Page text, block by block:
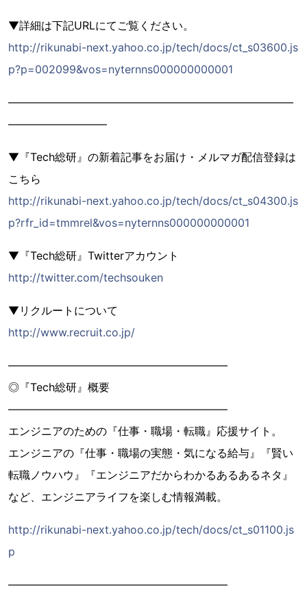
▼詳細は下記URLにてご覧ください。
http://rikunabi-next.yahoo.co.jp/tech/docs/ct_s03600.js
p?p=002099&vos=nyternns000000000001
――――――――――――――――――――――――――
―――――――――
▼『Tech総研』の新着記事をお届け・メルマガ配信登録は
こちら
http://rikunabi-next.yahoo.co.jp/tech/docs/ct_s04300.js
p?rfr_id=tmmrel&vos=nyternns000000000001
▼『Tech総研』Twitterアカウント
http://twitter.com/techsouken
▼リクルートについて
http://www.recruit.co.jp/
――――――――――――――――――――
◎『Tech総研』概要
――――――――――――――――――――
エンジニアのための『仕事・職場・転職』応援サイト。
エンジニアの『仕事・職場の実態・気になる給与』『賢い
転職ノウハウ』『エンジニアだからわかるあるあるネタ』
など、エンジニアライフを楽しむ情報満載。
http://rikunabi-next.yahoo.co.jp/tech/docs/ct_s01100.js
p
――――――――――――――――――――